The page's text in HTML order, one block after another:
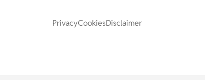
PrivacyCookiesDisclaimer